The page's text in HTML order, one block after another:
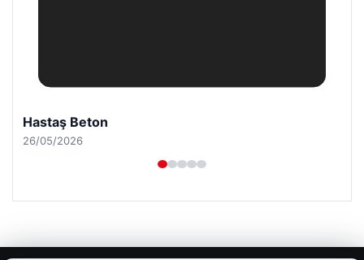
Enes Kaplan Avukatlık Bürosu
28/04/2026